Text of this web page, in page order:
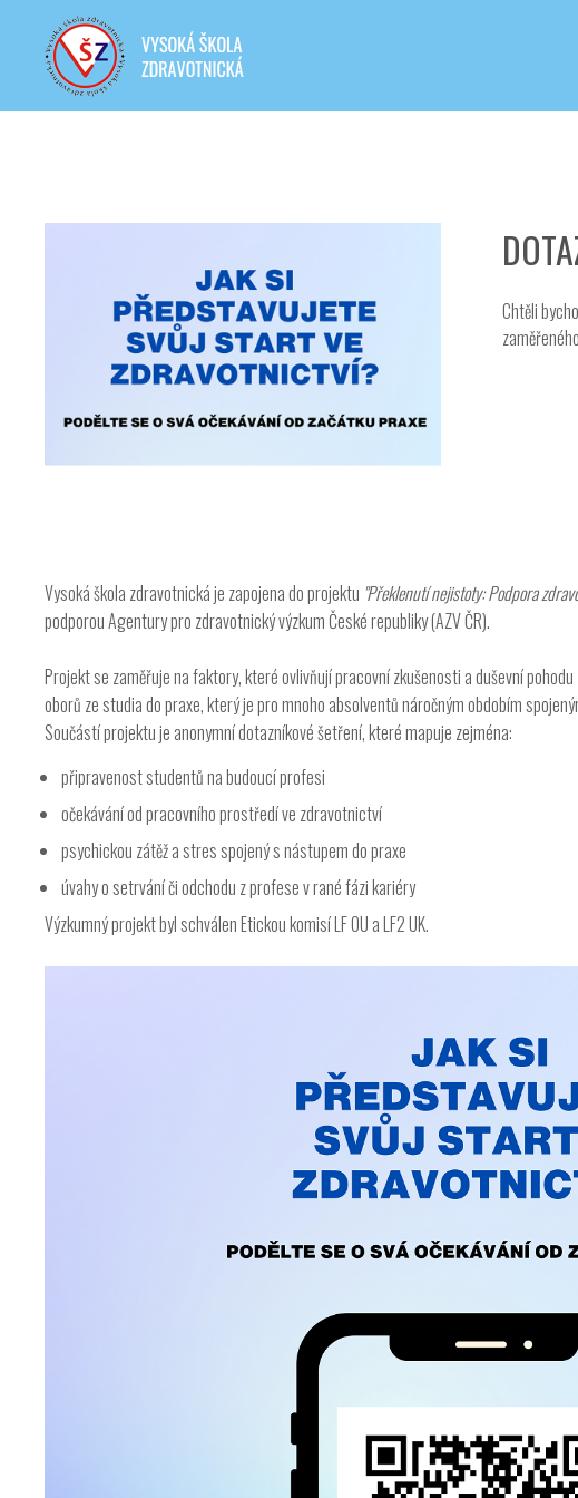
Chtěli
Vysoká škola zdravotnická je zapojena do projektu "Překlenutí nejistoty: Podpora
podporou Agentury pro zdravotnický výzkum České republiky (AZV ČR).
Projekt se zaměřuje na faktory, které ovlivňují pracovní zkušenosti a duševní
oborů ze studia do praxe, který je pro mnoho absolventů náročným obdobím
Součástí projektu je anonymní dotazníkové šetření, které mapuje zejména:
připravenost studentů na budoucí profesi
očekávání od pracovního prostředí ve zdravotnictví
psychickou zátěž a stres spojený s nástupem do praxe
úvahy o setrvání či odchodu z profese v rané fázi kariéry
Výzkumný projekt byl schválen Etickou komisí LF OU a LF2 UK.